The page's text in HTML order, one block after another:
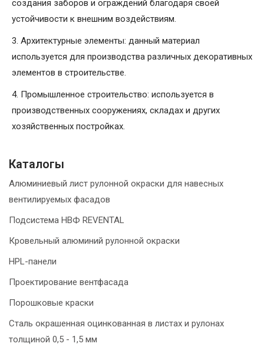
создания заборов и ограждений благодаря своей
устойчивости к внешним воздействиям.
3. Архитектурные элементы: данный материал
используется для производства различных декоративных
элементов в строительстве.
4. Промышленное строительство: используется в
производственных сооружениях, складах и других
хозяйственных постройках.
Каталогы
Алюминиевый лист рулонной окраски для навесных
вентилируемых фасадов
Подсистема НВФ REVENTAL
Кровельный алюминий рулонной окраски
HPL-панели
Проектирование вентфасада
Порошковые краски
Сталь окрашенная оцинкованная в листах и рулонах
толщиной 0,5 - 1,5 мм